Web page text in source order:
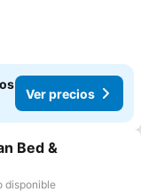
Ver precios
Bed &
disponible